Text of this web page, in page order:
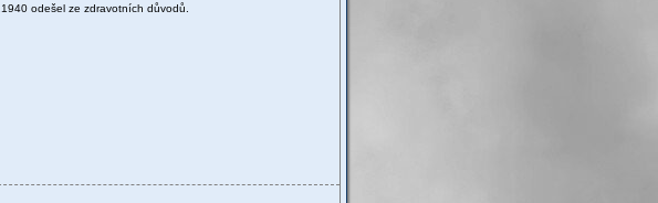
odešel ze zdravotních důvodů.